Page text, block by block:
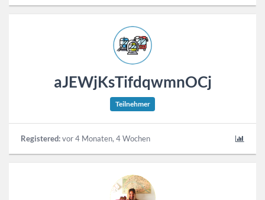
aJEWjKsTifdqwmnOCj
Teilnehmer
Registered:vor 4 Monaten, 4 Wochen